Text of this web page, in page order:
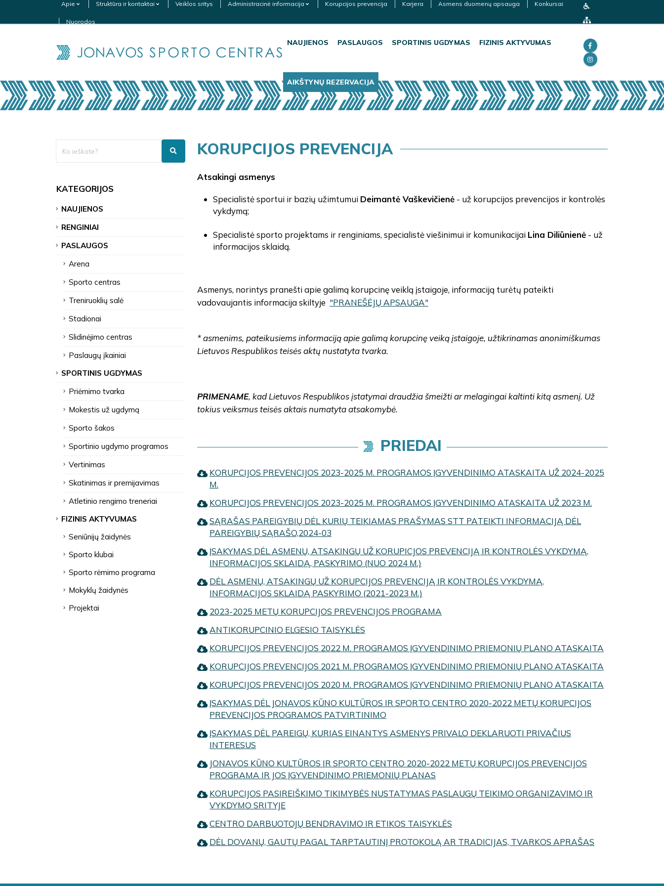
Apie Struktūra ir kontaktai Veiklos sritys Administracinė informacija Korupcijos prevencija Karjera Asmens duomenų apsauga Konkursai
Nuorodos
NAUJIENOS PASLAUGOS SPORTINIS UGDYMAS FIZINIS AKTYVUMAS
AIKŠTYNŲ REZERVACIJA
KORUPCIJOS PREVENCIJA
Atsakingi asmenys
Specialistė sportui ir bazių užimtumui Deimantė Vaškevičienė - už korupcijos prevencijos ir kontrolės
vykdymą;
Specialistė sporto projektams ir renginiams, specialistė viešinimui ir komunikacijai Lina Diliūnienė - už
informacijos sklaidą.
Asmenys, norintys pranešti apie galimą korupcinę veiklą įstaigoje, informaciją turėtų pateikti
vadovaujantis informacija skiltyje "PRANEŠĖJŲ APSAUGA"
* asmenims, pateikusiems informaciją apie galimą korupcinę veiką įstaigoje, užtikrinamas anonimiškumas
Lietuvos Respublikos teisės aktų nustatyta tvarka.
PRIMENAME, kad Lietuvos Respublikos įstatymai draudžia šmeižti ar melagingai kaltinti kitą asmenį. Už
tokius veiksmus teisės aktais numatyta atsakomybė.
PRIEDAI
KORUPCIJOS PREVENCIJOS 2023-2025 M. PROGRAMOS ĮGYVENDINIMO ATASKAITA UŽ 2024-2025
M.
KORUPCIJOS PREVENCIJOS 2023-2025 M. PROGRAMOS ĮGYVENDINIMO ATASKAITA UŽ 2023 M.
SĄRAŠAS PAREIGYBIŲ DĖL KURIŲ TEIKIAMAS PRAŠYMAS STT PATEIKTI INFORMACIJĄ DĖL
PAREIGYBIŲ SĄRAŠO,2024-03
ĮSAKYMAS DĖL ASMENŲ, ATSAKINGŲ UŽ KORUPICJOS PREVENCIJĄ IR KONTROLĖS VYKDYMĄ,
INFORMACIJOS SKLAIDĄ, PASKYRIMO (NUO 2024 M.)
DĖL ASMENŲ, ATSAKINGŲ UŽ KORUPCIJOS PREVENCIJĄ IR KONTROLĖS VYKDYMĄ,
INFORMACIJOS SKLAIDĄ PASKYRIMO (2021-2023 M.)
2023-2025 METŲ KORUPCIJOS PREVENCIJOS PROGRAMA
ANTIKORUPCINIO ELGESIO TAISYKLĖS
KORUPCIJOS PREVENCIJOS 2022 M. PROGRAMOS ĮGYVENDINIMO PRIEMONIŲ PLANO ATASKAITA
KORUPCIJOS PREVENCIJOS 2021 M. PROGRAMOS ĮGYVENDINIMO PRIEMONIŲ PLANO ATASKAITA
KORUPCIJOS PREVENCIJOS 2020 M. PROGRAMOS ĮGYVENDINIMO PRIEMONIŲ PLANO ATASKAITA
ĮSAKYMAS DĖL JONAVOS KŪNO KULTŪROS IR SPORTO CENTRO 2020-2022 METŲ KORUPCIJOS
PREVENCIJOS PROGRAMOS PATVIRTINIMO
ĮSAKYMAS DĖL PAREIGŲ, KURIAS EINANTYS ASMENYS PRIVALO DEKLARUOTI PRIVAČIUS
INTERESUS
JONAVOS KŪNO KULTŪROS IR SPORTO CENTRO 2020-2022 METŲ KORUPCIJOS PREVENCIJOS
PROGRAMA IR JOS ĮGYVENDINIMO PRIEMONIŲ PLANAS
KORUPCIJOS PASIREIŠKIMO TIKIMYBĖS NUSTATYMAS PASLAUGŲ TEIKIMO ORGANIZAVIMO IR
VYKDYMO SRITYJE
CENTRO DARBUOTOJŲ BENDRAVIMO IR ETIKOS TAISYKLĖS
DĖL DOVANŲ, GAUTŲ PAGAL TARPTAUTINĮ PROTOKOLĄ AR TRADICIJAS, TVARKOS APRAŠAS
KATEGORIJOS
NAUJIENOS
RENGINIAI
PASLAUGOS
Arena
Sporto centras
Treniruoklių salė
Stadionai
Slidinėjimo centras
Paslaugų įkainiai
SPORTINIS UGDYMAS
Priėmimo tvarka
Mokestis už ugdymą
Sporto šakos
Sportinio ugdymo programos
Vertinimas
Skatinimas ir premijavimas
Atletinio rengimo treneriai
FIZINIS AKTYVUMAS
Seniūnijų žaidynės
Sporto klubai
Sporto rėmimo programa
Mokyklų žaidynės
Projektai